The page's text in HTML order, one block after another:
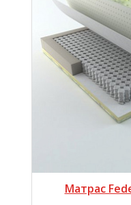
Матрас